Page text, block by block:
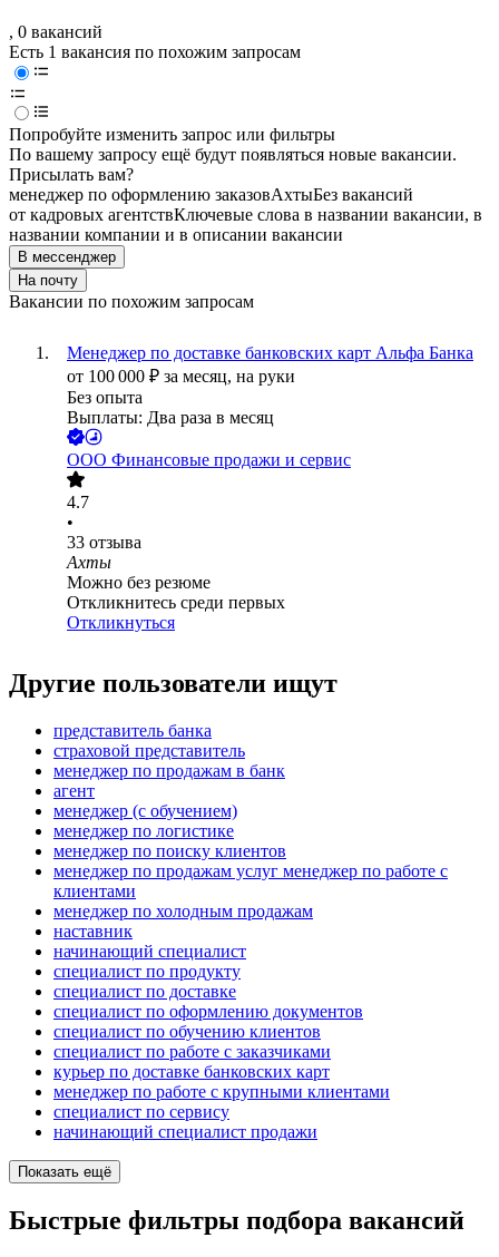
, 0 вакансий
Есть 1 вакансия по похожим запросам
Попробуйте изменить запрос или фильтры
По вашему запросу ещё будут появляться новые вакансии.
Присылать вам?
менеджер по оформлению заказовАхтыБез вакансий
от кадровых агентствКлючевые слова в названии вакансии, в
названии компании и в описании вакансии
В мессенджер
На почту
Вакансии по похожим запросам
Менеджер по доставке банковских карт Альфа Банка
от 100 000 ₽ за месяц, на руки
Без опыта
Выплаты: Два раза в месяц
ООО Финансовые продажи и сервис
4.7
•
33 отзыва
Ахты
Можно без резюме
Откликнитесь среди первых
Откликнуться
Другие пользователи ищут
представитель банка
страховой представитель
менеджер по продажам в банк
агент
менеджер (с обучением)
менеджер по логистике
менеджер по поиску клиентов
менеджер по продажам услуг менеджер по работе с
клиентами
менеджер по холодным продажам
наставник
начинающий специалист
специалист по продукту
специалист по доставке
специалист по оформлению документов
специалист по обучению клиентов
специалист по работе с заказчиками
курьер по доставке банковских карт
менеджер по работе с крупными клиентами
специалист по сервису
начинающий специалист продажи
Показать ещё
Быстрые фильтры подбора вакансий